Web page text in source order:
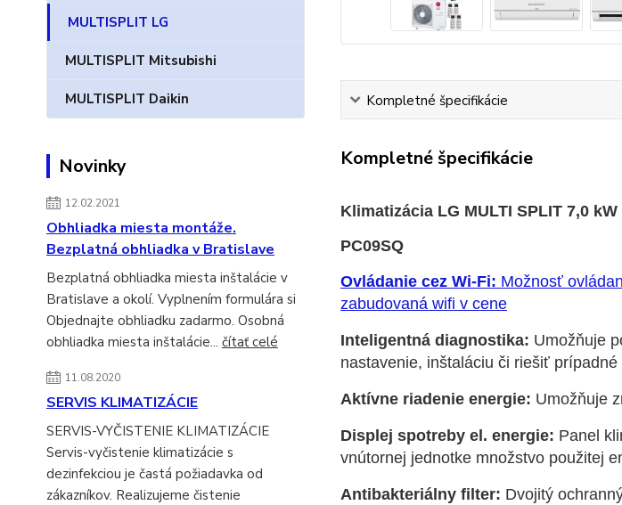
MULTISPLIT LG
MULTISPLIT Mitsubishi
MULTISPLIT Daikin
Novinky
12.02.2021
Obhliadka miesta montáže.
Bezplatná obhliadka v Bratislave
Bezplatná obhliadka miesta inštalácie v
Bratislave a okolí. Vyplnením formulára si
Objednajte obhliadku zadarmo. Osobná
obhliadka miesta inštalácie... čítať celé
11.08.2020
SERVIS KLIMATIZÁCIE
SERVIS-VYČISTENIE KLIMATIZÁCIE
Servis-vyčistenie klimatizácie s
dezinfekciou je častá požiadavka od
zákazníkov. Realizujeme čistenie
Kompletné špecifikácie
Kompletné špecifikácie
Klimatizácia LG MULTI SPLIT 7,0
PC09SQ
Ovládanie cez Wi-Fi: Možnosť
zabudovaná wifi v cene
Inteligentná diagnostika: Umožňuje
nastavenie, inštaláciu či riešiť prípadné
Aktívne riadenie energie: Umožňuje
Displej spotreby el. energie: Panel
vnútornej jednotke množstvo použitej
Antibakteriálny filter: Dvojitý